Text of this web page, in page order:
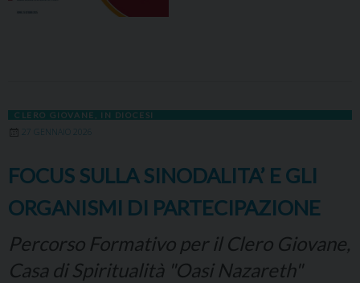
CLERO GIOVANE IN DIOCESI
27 GENNAIO 2026
FOCUS SULLA SINODALITA’ E GLI
ORGANISMI DI PARTECIPAZIONE
Percorso Formativo per il Clero Giovane,
Casa di Spiritualità "Oasi Nazareth"